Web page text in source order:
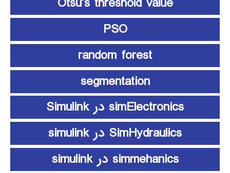
PSO
random forest
segmentation
simElectronics در Simulink
SimHydraulics در simulink
simmehanics در simulink